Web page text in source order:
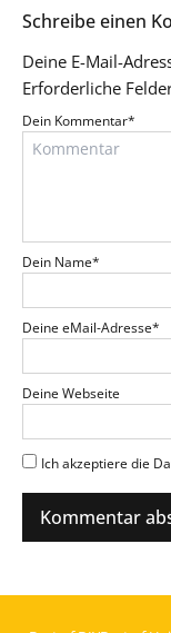
Schreibe einen
Deine E-Mail-
Erforderliche
Dein Kommentar*
Dein Name*
Deine eMail-Adresse*
Deine Webseite
Ich akzeptiere die